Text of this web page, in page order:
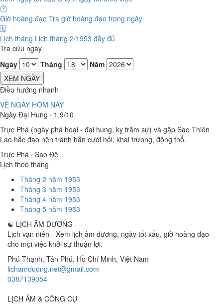
🕐
Giờ hoàng đạo Tra giờ hoàng đạo trong ngày
🗓️
Lịch tháng Lịch tháng 2/1953 đầy đủ
Tra cứu ngày
Ngày
Tháng
Năm
XEM NGÀY
Điều hướng nhanh
VỀ NGÀY HÔM NAY
Ngày Đại Hung · 1.9/10
Trực Phá (ngày phá hoại - đại hung, kỵ trăm sự) và gặp Sao Thiên
Lao hắc đạo nên tránh hẳn cưới hỏi, khai trương, động thổ.
Trực Phá · Sao Đê
Lịch theo tháng
Tháng 2 năm 1953
Tháng 3 năm 1953
Tháng 4 năm 1953
Tháng 5 năm 1953
☯ LỊCH ÂM DƯƠNG
Lịch vạn niên - Xem lịch âm dương, ngày tốt xấu, giờ hoàng đạo
cho mọi việc khởi sự thuận lợi.
Phú Thạnh, Tân Phú, Hồ Chí Minh, Việt Nam
lichamduong.net@gmail.com
0387139054
LỊCH ÂM & CÔNG CỤ